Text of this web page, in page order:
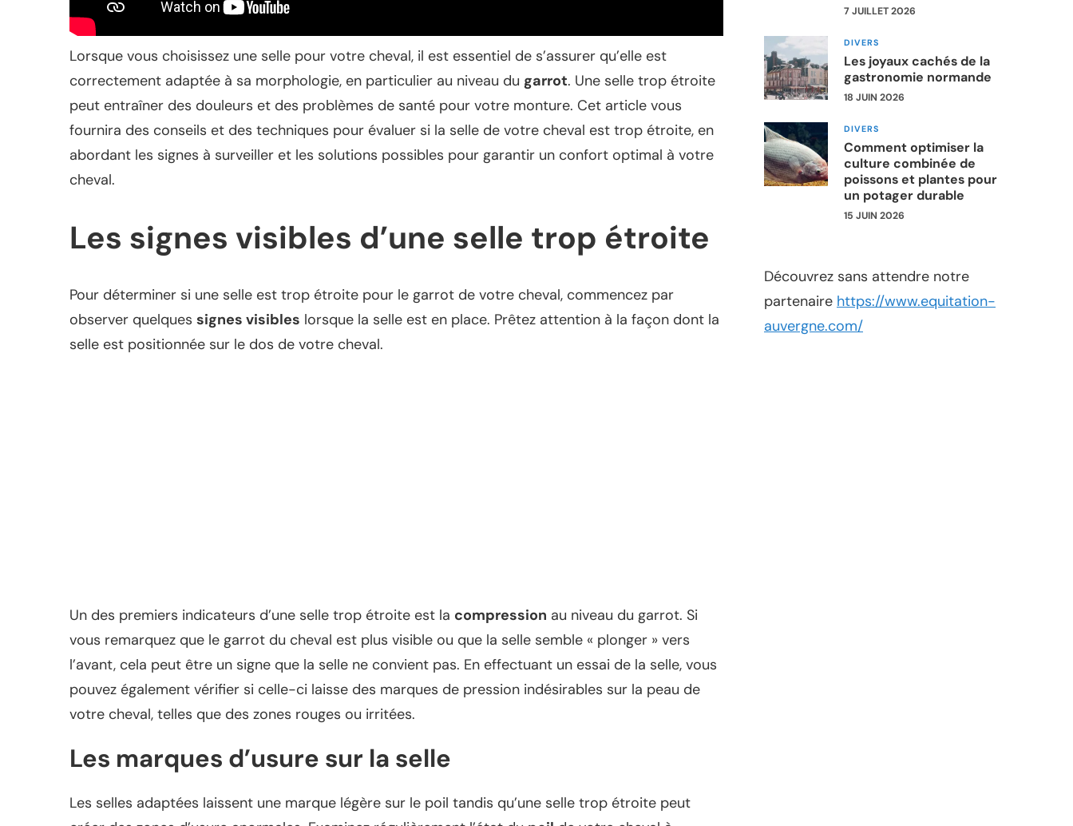
Lorsque vous choisissez une selle pour votre cheval, il est essentiel de s’assurer qu’elle est
correctement adaptée à sa morphologie, en particulier au niveau du garrot. Une selle trop étroite
peut entraîner des douleurs et des problèmes de santé pour votre monture. Cet article vous
fournira des conseils et des techniques pour évaluer si la selle de votre cheval est trop étroite, en
abordant les signes à surveiller et les solutions possibles pour garantir un confort optimal à votre
cheval.
Les signes visibles d’une selle trop étroite
Pour déterminer si une selle est trop étroite pour le garrot de votre cheval, commencez par
observer quelques signes visibles lorsque la selle est en place. Prêtez attention à la façon dont la
selle est positionnée sur le dos de votre cheval.
Un des premiers indicateurs d’une selle trop étroite est la compression au niveau du garrot. Si
vous remarquez que le garrot du cheval est plus visible ou que la selle semble « plonger » vers
l’avant, cela peut être un signe que la selle ne convient pas. En effectuant un essai de la selle, vous
pouvez également vérifier si celle-ci laisse des marques de pression indésirables sur la peau de
votre cheval, telles que des zones rouges ou irritées.
Les marques d’usure sur la selle
Les selles adaptées laissent une marque légère sur le poil tandis qu’une selle trop étroite peut
7 JUILLET 2026
DIVERS
Les joyaux cachés de la
gastronomie normande
18 JUIN 2026
DIVERS
Comment optimiser la
culture combinée de
poissons et plantes pour
un potager durable
15 JUIN 2026
Découvrez sans attendre notre
partenaire https://www.equitation-
auvergne.com/